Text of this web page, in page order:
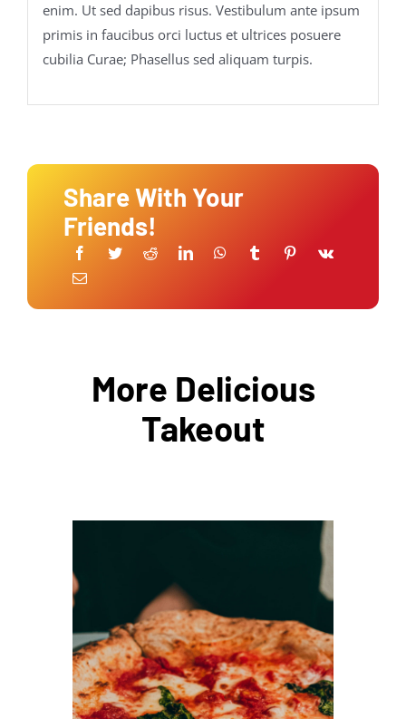
enim. Ut sed dapibus risus. Vestibulum ante ipsum
primis in faucibus orci luctus et ultrices posuere
cubilia Curae; Phasellus sed aliquam turpis.
Share With Your
Friends!
More Delicious
Takeout
SELECT OPTIONS / DETAILS